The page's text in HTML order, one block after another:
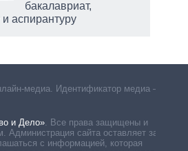
бакалавриат,
и аспирантуру
медиа. Идентификатор медиа –
и Дело». Все права защищены и
Администрация сайта оставляет за
с информацией, которая